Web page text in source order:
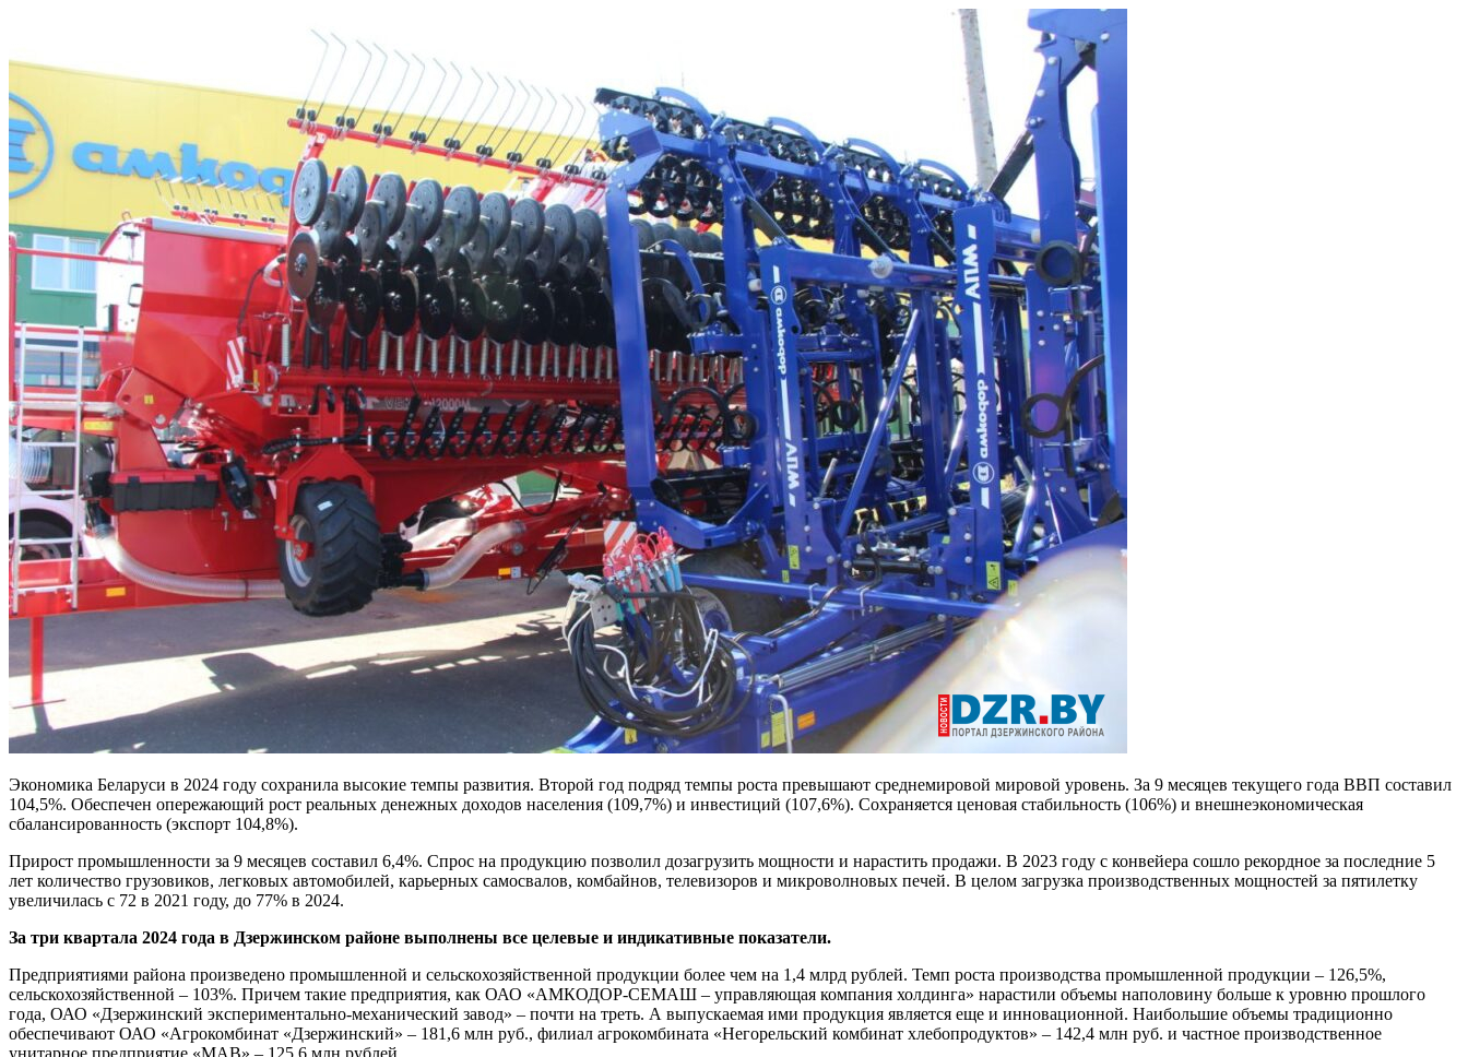
Экономика Беларуси в 2024 году сохранила высокие темпы развития. Второй год подряд темпы роста превышают среднемировой мировой уровень. За 9 месяцев текущего года ВВП составил
104,5%. Обеспечен опережающий рост реальных денежных доходов населения (109,7%) и инвестиций (107,6%). Сохраняется ценовая стабильность (106%) и внешнеэкономическая
сбалансированность (экспорт 104,8%).
Прирост промышленности за 9 месяцев составил 6,4%. Спрос на продукцию позволил дозагрузить мощности и нарастить продажи. В 2023 году с конвейера сошло рекордное за последние 5
лет количество грузовиков, легковых автомобилей, карьерных самосвалов, комбайнов, телевизоров и микроволновых печей. В целом загрузка производственных мощностей за пятилетку
увеличилась с 72 в 2021 году, до 77% в 2024.
За три квартала 2024 года в Дзержинском районе выполнены все целевые и индикативные показатели.
Предприятиями района произведено промышленной и сельскохозяйственной продукции более чем на 1,4 млрд рублей. Темп роста производства промышленной продукции – 126,5%,
сельскохозяйственной – 103%. Причем такие предприятия, как ОАО «АМКОДОР-СЕМАШ – управляющая компания холдинга» нарастили объемы наполовину больше к уровню прошлого
года, ОАО «Дзержинский экспериментально-механический завод» – почти на треть. А выпускаемая ими продукция является еще и инновационной. Наибольшие объемы традиционно
обеспечивают ОАО «Агрокомбинат «Дзержинский» – 181,6 млн руб., филиал агрокомбината «Негорельский комбинат хлебопродуктов» – 142,4 млн руб. и частное производственное
унитарное предприятие «МАВ» – 125,6 млн рублей.